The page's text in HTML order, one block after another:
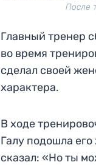
После
Главный тренер
во время
сделал своей
характера.
В ходе
Галу подошла
сказал: «Но ты